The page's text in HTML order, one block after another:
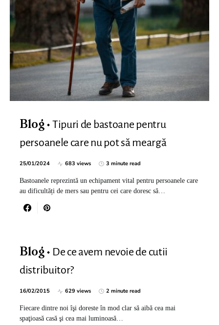
Blog
Tipuri de bastoane pentru
persoanele care nu pot să meargă
25/01/2024 683 views 3 minute read
Bastoanele reprezintă un echipament vital pentru persoanele care
au dificultăți de mers sau pentru cei care doresc să…
Blog
De ce avem nevoie de cutii
distribuitor?
16/02/2015 629 views 2 minute read
Fiecare dintre noi îşi doreste în mod clar să aibă cea mai
spaţioasă casă şi cea mai luminoasă…